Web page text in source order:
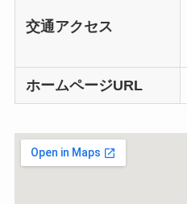
交通アクセス
ホームページURL